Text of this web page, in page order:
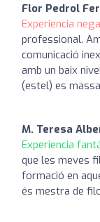
Flor Pedrol
Experiencia
professional.
comunicació
amb un baix
(estel) es
M. Teresa
Experiencia
que les meves
formació en
és mestra de